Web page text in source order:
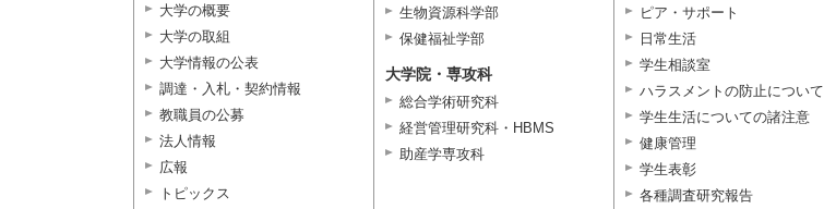
大学の概要
大学の取組
大学情報の公表
調達・入札・契約情報
教職員の公募
法人情報
広報
トピックス
生物資源科学部
保健福祉学部
大学院・専攻科
総合学術研究科
経営管理研究科・HBMS
助産学専攻科
ピア・サポート
日常生活
学生相談室
ハラスメントの防止について
学生生活についての諸注意
健康管理
学生表彰
各種調査研究報告